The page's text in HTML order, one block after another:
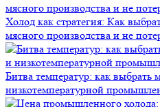
Холод как стратегия: Как
мясного производства и не
Битва температур: как выбрать
низкотемпературной